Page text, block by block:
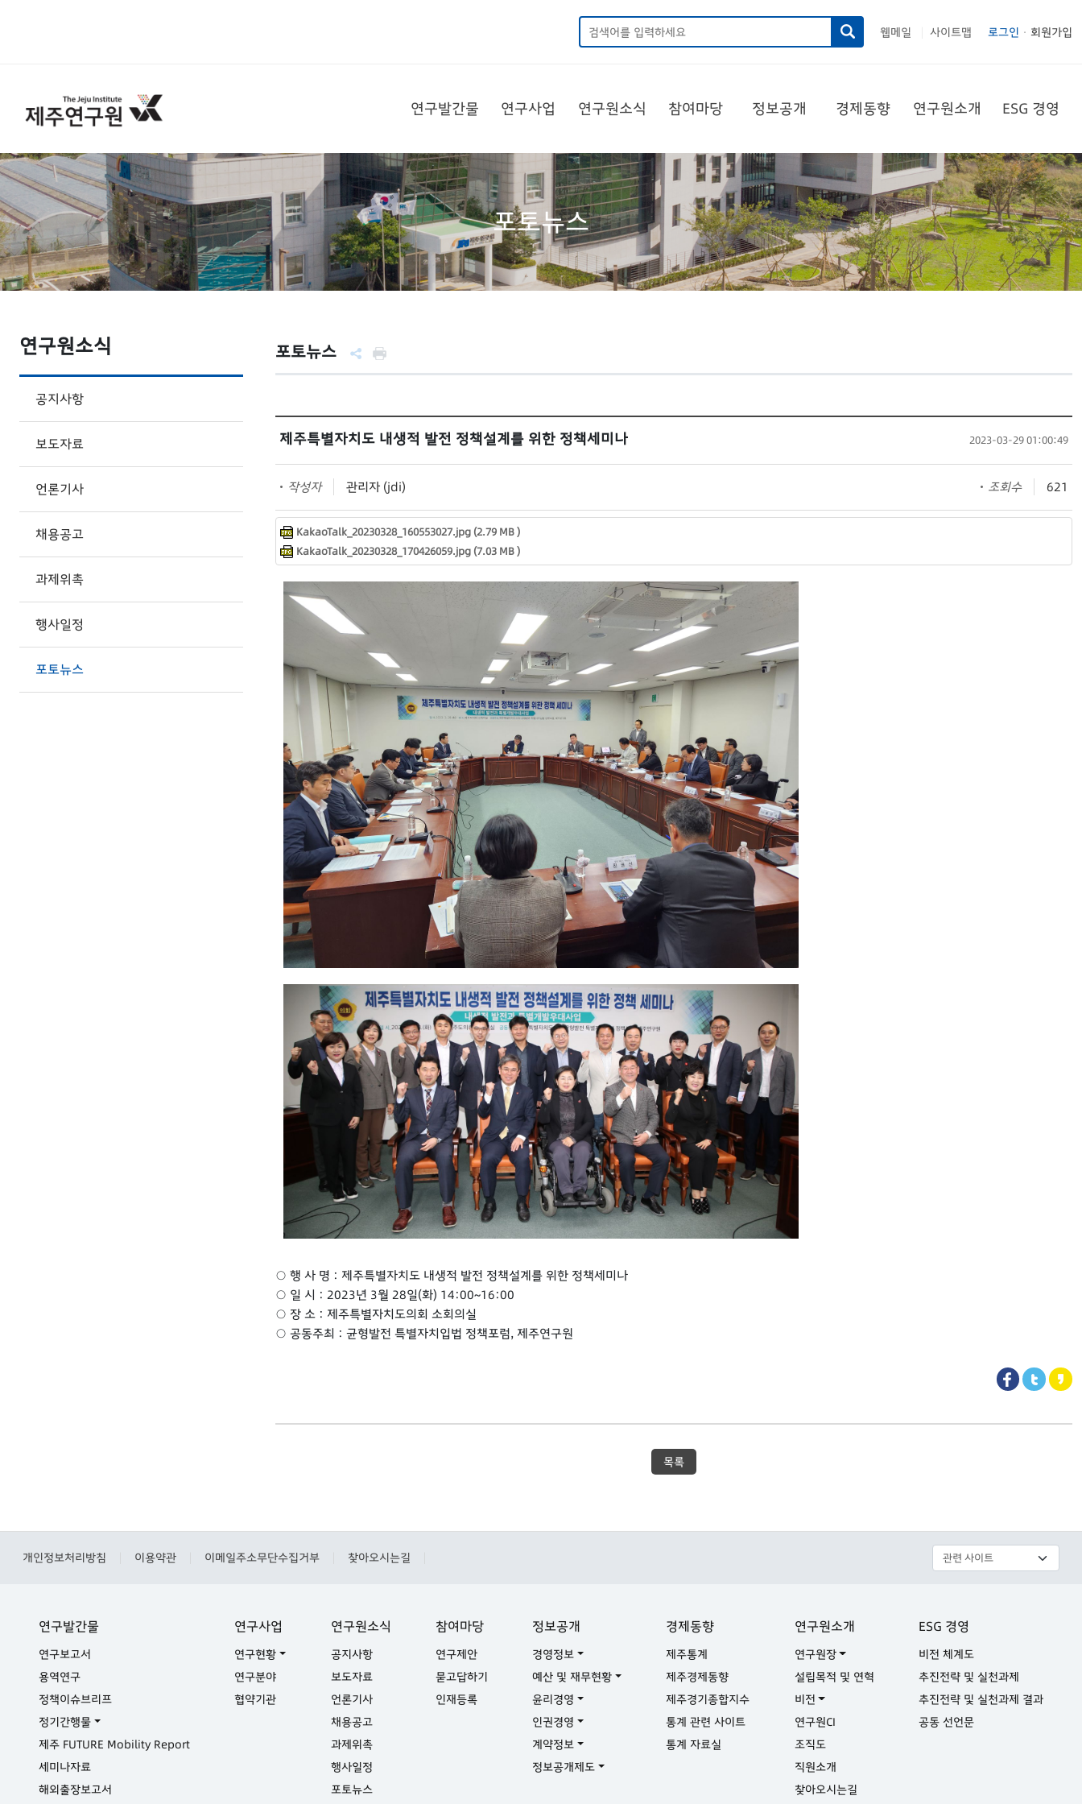
웹메일 사이트맵 로그인 회원가입
연구발간물 연구사업 연구원소식 참여마당 정보공개 경제동향 연구원소개 ESG 경영
포토뉴스
연구원소식
공지사항
보도자료
언론기사
채용공고
과제위촉
행사일정
포토뉴스
포토뉴스
제주특별자치도 내생적 발전 정책설계를 위한 정책세미나 2023-03-29 01:00:49
작성자 관리자 (jdi) 조회수 621
KakaoTalk_20230328_160553027.jpg (2.79 MB )
KakaoTalk_20230328_170426059.jpg (7.03 MB )
○ 행 사 명 : 제주특별자치도 내생적 발전 정책설계를 위한 정책세미나
○ 일 시 : 2023년 3월 28일(화) 14:00~16:00
○ 장 소 : 제주특별자치도의회 소회의실
○ 공동주최 : 균형발전 특별자치입법 정책포럼, 제주연구원
목록
개인정보처리방침 이용약관 이메일주소무단수집거부 찾아오시는길
연구발간물
연구보고서
용역연구
정책이슈브리프
정기간행물
제주 FUTURE Mobility Report
세미나자료
해외출장보고서
연구사업
연구현황
연구분야
협약기관
연구원소식
공지사항
보도자료
언론기사
채용공고
과제위촉
행사일정
포토뉴스
참여마당
연구제안
묻고답하기
인재등록
정보공개
경영정보
예산 및 재무현황
윤리경영
인권경영
계약정보
정보공개제도
경제동향
제주통계
제주경제동향
제주경기종합지수
통계 관련 사이트
통계 자료실
연구원소개
연구원장
설립목적 및 연혁
비전
연구원CI
조직도
직원소개
찾아오시는길
ESG 경영
비전 체계도
추진전략 및 실천과제
추진전략 및 실천과제 결과
공동 선언문